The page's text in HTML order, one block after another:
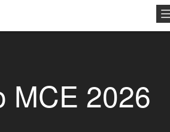
MCE 2026